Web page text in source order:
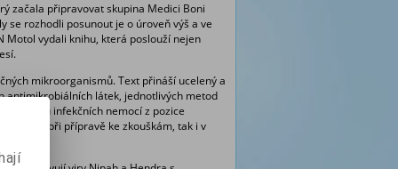
začala připravovat skupina Medici Boni
se rozhodli posunout je o úroveň výš a ve
Motol vydali knihu, která poslouží nejen
mikroorganismů. Text přináší ucelený a
antimikrobiálních látek, jednotlivých metod
infekčních nemocí z pozice
jak při přípravě ke zkouškám, tak i v